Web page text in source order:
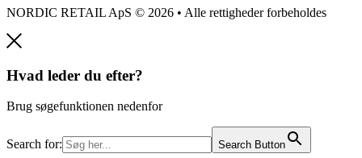
NORDIC RETAIL ApS © 2026 • Alle rettigheder forbeholdes
Hvad leder du efter?
Brug søgefunktionen nedenfor
Search for: Search Button